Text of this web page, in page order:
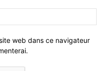
web dans ce navigateur